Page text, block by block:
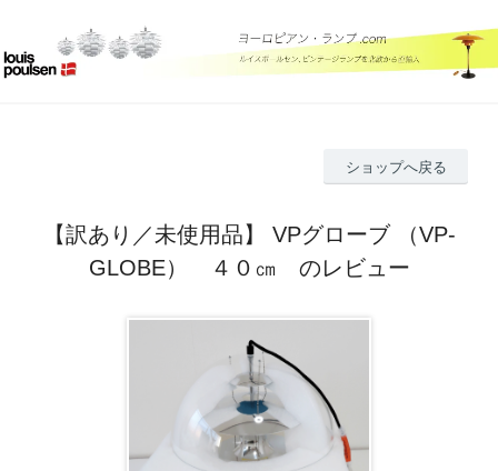
ショップへ戻る
【訳あり／未使用品】 VPグローブ （VP-
GLOBE） ４０㎝ のレビュー